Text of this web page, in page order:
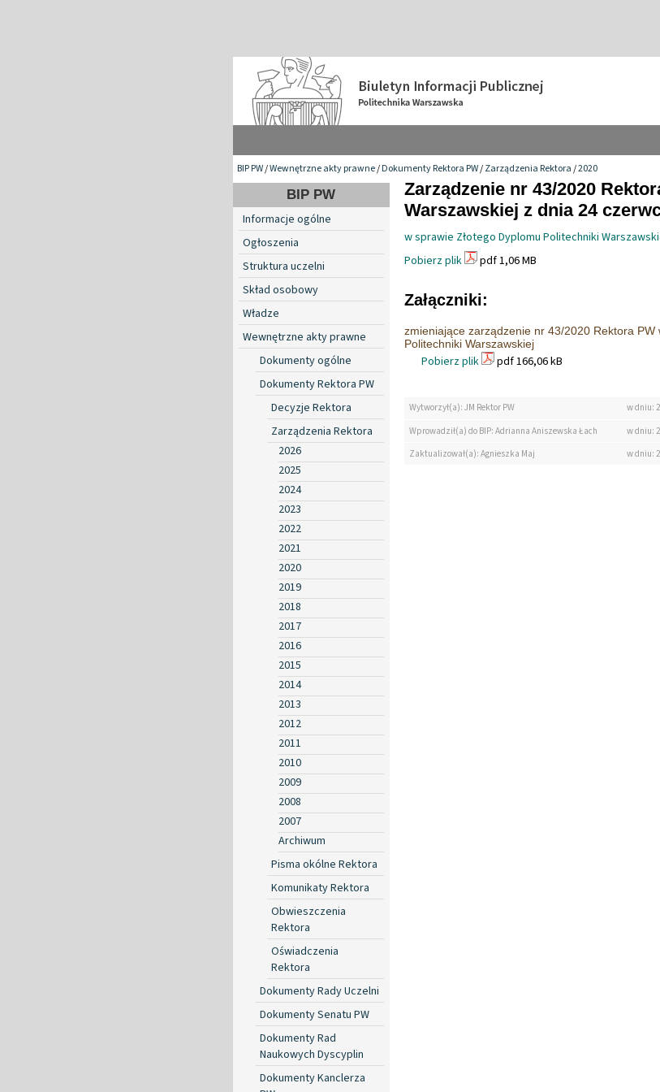
BIP PW/Wewnętrzne akty prawne/Dokumenty Rektora PW/Zarządzenia Rektora/2020
BIP PW
Informacje ogólne
Ogłoszenia
Struktura uczelni
Skład osobowy
Władze
Wewnętrzne akty prawne
Dokumenty ogólne
Dokumenty Rektora PW
Decyzje Rektora
Zarządzenia Rektora
2026
2025
2024
2023
2022
2021
2020
2019
2018
2017
2016
2015
2014
2013
2012
2011
2010
2009
2008
2007
Archiwum
Pisma okólne Rektora
Komunikaty Rektora
Obwieszczenia
Rektora
Oświadczenia
Rektora
Dokumenty Rady Uczelni
Dokumenty Senatu PW
Dokumenty Rad
Naukowych Dyscyplin
Dokumenty Kanclerza
Zarządzenie nr 43/2020
Warszawskiej z dnia 24
w sprawie Złotego Dyplomu Politechniki
Pobierz plik
pdf 1,06 MB
Załączniki:
zmieniające zarządzenie nr 43/2020 Rektora PW
Politechniki Warszawskiej
Pobierz plik pdf 166,06 kB
Wytworzył(a): JM Rektor PW
w dniu:
Wprowadził(a) do BIP: Adrianna Aniszewska Łach
w dniu:
Zaktualizował(a): Agnieszka Maj
w dniu: